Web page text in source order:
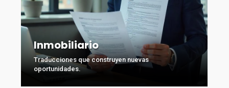
Inmobiliario
Traducciones que construyen nuevas
oportunidades.